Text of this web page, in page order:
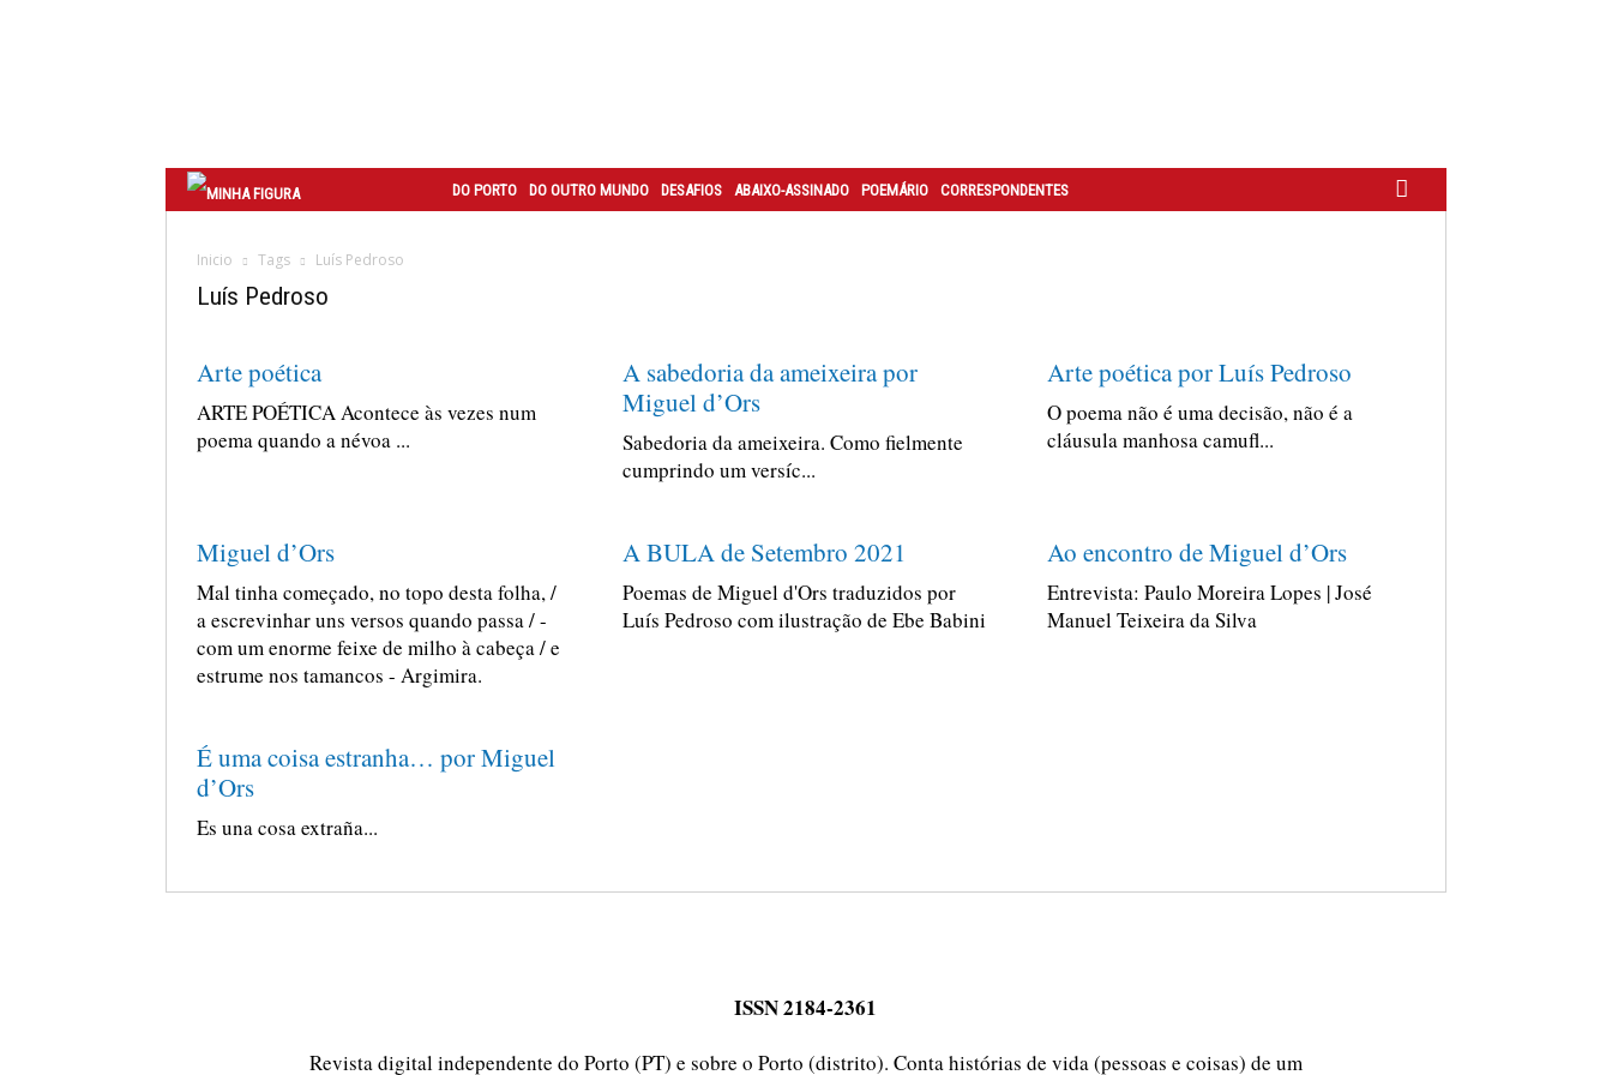
DO PORTO DO OUTRO MUNDO DESAFIOS ABAIXO-ASSINADO POEMÁRIO CORRESPONDENTES
Inicio Tags Luís Pedroso
Luís Pedroso
Arte poética
ARTE POÉTICA Acontece às vezes num
poema quando a névoa ...
A sabedoria da ameixeira por
Miguel d’Ors
Sabedoria da ameixeira. Como fielmente
cumprindo um versíc...
Arte poética por Luís Pedroso
O poema não é uma decisão, não é a
cláusula manhosa camufl...
Miguel d’Ors
Mal tinha começado, no topo desta folha, /
a escrevinhar uns versos quando passa / -
com um enorme feixe de milho à cabeça / e
estrume nos tamancos - Argimira.
A BULA de Setembro 2021
Poemas de Miguel d'Ors traduzidos por
Luís Pedroso com ilustração de Ebe Babini
Ao encontro de Miguel d’Ors
Entrevista: Paulo Moreira Lopes | José
Manuel Teixeira da Silva
É uma coisa estranha… por Miguel
d’Ors
Es una cosa extraña...
ISSN 2184-2361
Revista digital independente do Porto (PT) e sobre o Porto (distrito). Conta histórias de vida (pessoas e coisas) de um